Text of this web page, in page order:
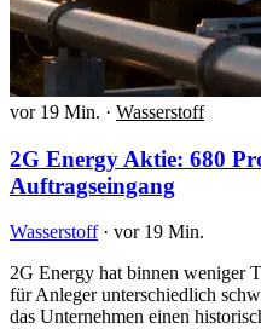
vor 19 Min. · Wasserstoff
2G Energy Aktie: 680
Auftragseingang
Wasserstoff · vor 19 Min.
2G Energy hat binnen weniger
für Anleger unterschiedlich
das Unternehmen einen